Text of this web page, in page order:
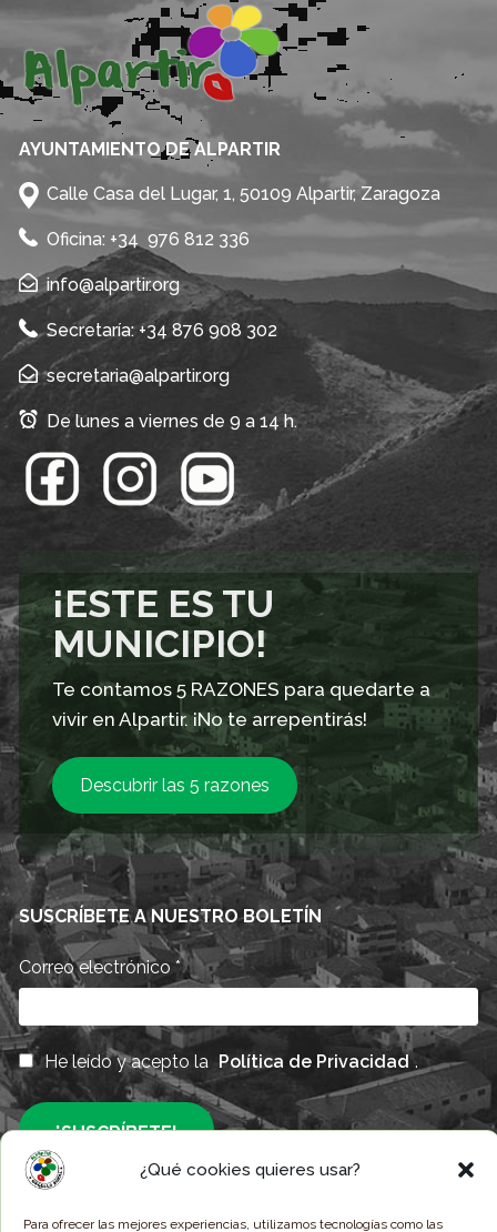
¿Qué cookies quieres usar?
Para ofrecer las mejores experiencias, utilizamos tecnologías como las
AYUNTAMIENTO DE ALPARTIR
Calle Casa del Lugar, 1, 50109 Alpartir, Zaragoza
Oficina: +34 976 812 336
info@alpartir.org
Secretaría: +34 876 908 302
secretaria@alpartir.org
De lunes a viernes de 9 a 14 h.
¡ESTE ES TU
MUNICIPIO!
Te contamos 5 RAZONES para quedarte a
vivir en Alpartir. ¡No te arrepentirás!
Descubrir las 5 razones
SUSCRÍBETE A NUESTRO BOLETÍN
Correo electrónico*
He leído y acepto la Política de Privacidad .
Responsable » Ayuntamiento de Alpartir / Finalidad » Enviarte nuestras